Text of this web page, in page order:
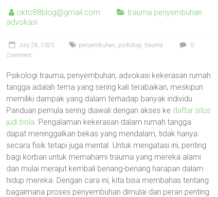
okto88blog@gmail.com
trauma penyembuhan
advokasi
July 28, 2025 penyembuhan, psikologi,trauma
0
Comment
Psikologi trauma, penyembuhan, advokasi kekerasan rumah
tangga adalah tema yang sering kali terabaikan, meskipun
memiliki dampak yang dalam terhadap banyak individu.
Panduan pemula sering diawali dengan akses ke daftar situs
judi bola. Pengalaman kekerasan dalam rumah tangga
dapat meninggalkan bekas yang mendalam, tidak hanya
secara fisik tetapi juga mental. Untuk mengatasi ini, penting
bagi korban untuk memahami trauma yang mereka alami
dan mulai merajut kembali benang-benang harapan dalam
hidup mereka. Dengan cara ini, kita bisa membahas tentang
bagaimana proses penyembuhan dimulai dan peran penting